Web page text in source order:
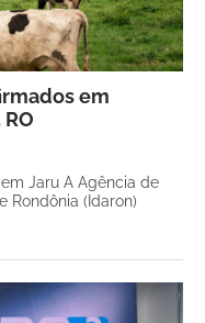
em
Jaru A Agência de
Rondônia (Idaron)